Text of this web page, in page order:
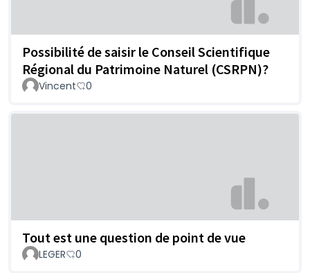
Possibilité de saisir le Conseil Scientifique
Régional du Patrimoine Naturel (CSRPN)?
Vincent 0
Tout est une question de point de vue
LEGER 0